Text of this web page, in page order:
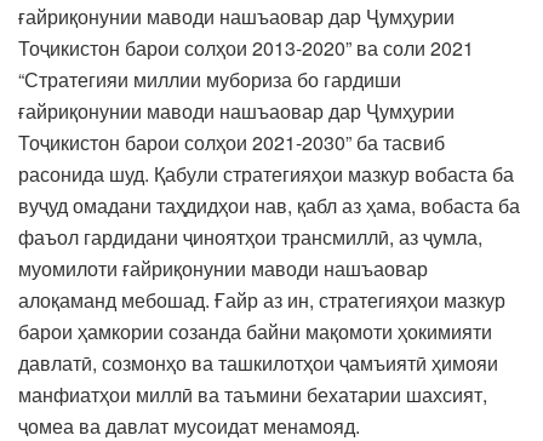
ғайриқонунии маводи нашъаовар дар Ҷумҳурии
Тоҷикистон барои солҳои 2013-2020” ва соли 2021
“Стратегияи миллии мубориза бо гардиши
ғайриқонунии маводи нашъаовар дар Ҷумҳурии
Тоҷикистон барои солҳои 2021-2030” ба тасвиб
расонида шуд. Қабули стратегияҳои мазкур вобаста ба
вуҷуд омадани таҳдидҳои нав, қабл аз ҳама, вобаста ба
фаъол гардидани ҷиноятҳои трансмиллӣ, аз ҷумла,
муомилоти ғайриқонунии маводи нашъаовар
алоқаманд мебошад. Ғайр аз ин, стратегияҳои мазкур
барои ҳамкории созанда байни мақомоти ҳокимияти
давлатӣ, созмонҳо ва ташкилотҳои ҷамъиятӣ ҳимояи
манфиатҳои миллӣ ва таъмини бехатарии шахсият,
ҷомеа ва давлат мусоидат менамояд.